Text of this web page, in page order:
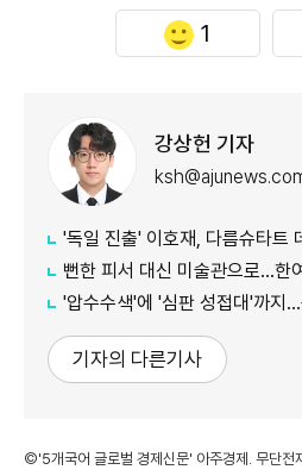
1
강상헌 기자
'독일 진출' 이호재, 다름슈타트
뻔한 피서 대신 미술관으로…한여름의 여
'압수수색'에 '심판 성접대'까지…축구
기자의 다른기사
©'5개국어 글로벌 경제신문' 아주경제. 무단전